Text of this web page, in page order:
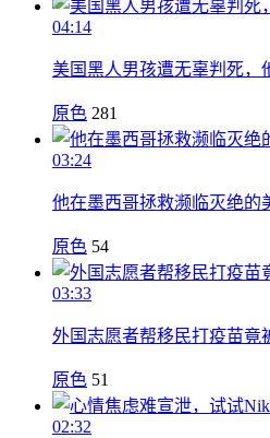
04:14
美国黑人男孩遭无辜判死，
原色 281
03:24
他在墨西哥拯救濒临灭绝的
原色 54
03:33
外国志愿者帮移民打疫苗竟
原色 51
02:32